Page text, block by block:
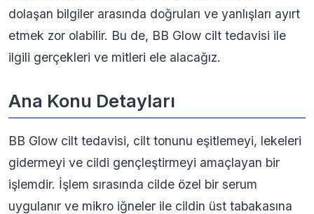
dolaşan bilgiler arasında doğruları ve yanlışları ayırt
etmek zor olabilir. Bu de, BB Glow cilt tedavisi ile
ilgili gerçekleri ve mitleri ele alacağız.
Ana Konu Detayları
BB Glow cilt tedavisi, cilt tonunu eşitlemeyi, lekeleri
gidermeyi ve cildi gençleştirmeyi amaçlayan bir
işlemdir. İşlem sırasında cilde özel bir serum
uygulanır ve mikro iğneler ile cildin üst tabakasına